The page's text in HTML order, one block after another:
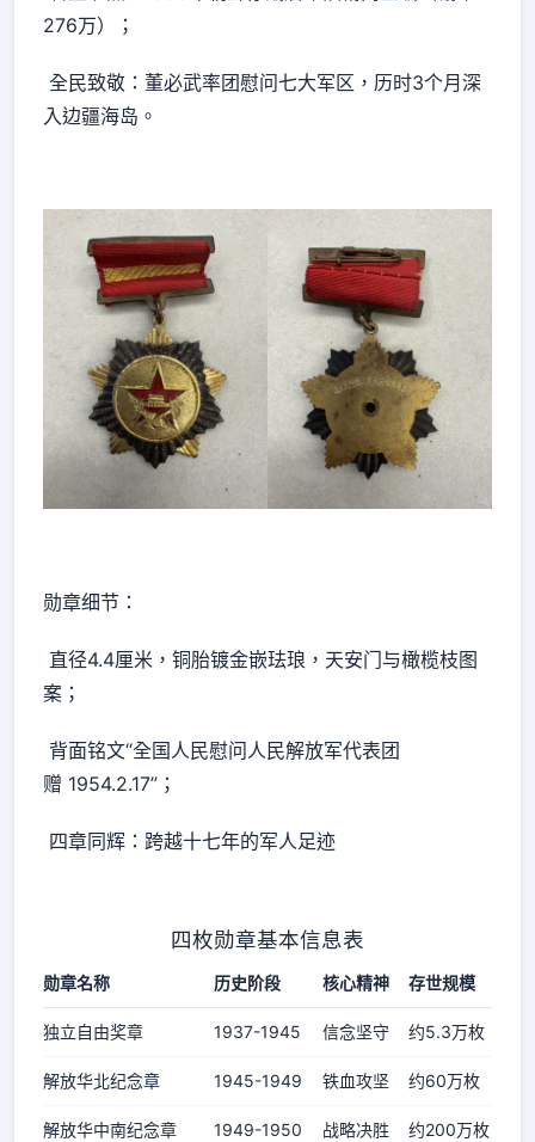
276万）；
全民致敬：董必武率团慰问七大军区，历时3个月深
入边疆海岛。
勋章细节：
直径4.4厘米，铜胎镀金嵌珐琅，天安门与橄榄枝图
案；
背面铭文“全国人民慰问人民解放军代表团
赠 1954.2.17”；
四章同辉：跨越十七年的军人足迹
四枚勋章基本信息表
勋章名称 历史阶段 核心精神 存世规模
独立自由奖章 1937-1945 信念坚守 约5.3万枚
解放华北纪念章 1945-1949 铁血攻坚 约60万枚
解放华中南纪念章 1949-1950 战略决胜 约200万枚